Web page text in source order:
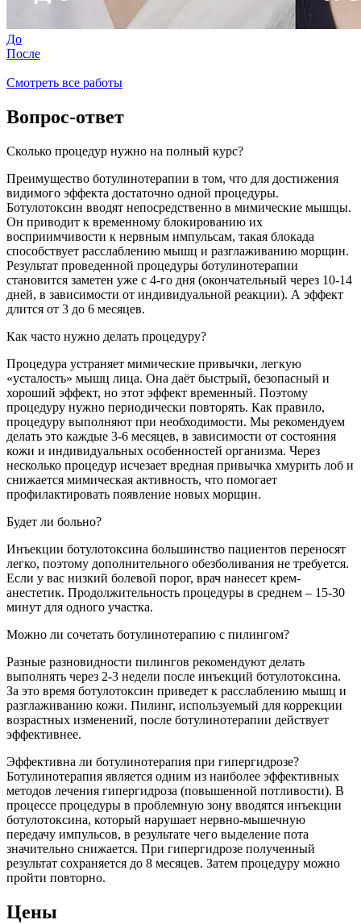
До
После
Смотреть все работы
Вопрос-ответ
Сколько процедур нужно на полный курс?
Преимущество ботулинотерапии в том, что для достижения
видимого эффекта достаточно одной процедуры.
Ботулотоксин вводят непосредственно в мимические мышцы.
Он приводит к временному блокированию их
восприимчивости к нервным импульсам, такая блокада
способствует расслаблению мышц и разглаживанию морщин.
Результат проведенной процедуры ботулинотерапии
становится заметен уже с 4-го дня (окончательный через 10-14
дней, в зависимости от индивидуальной реакции). А эффект
длится от 3 до 6 месяцев.
Как часто нужно делать процедуру?
Процедура устраняет мимические привычки, легкую
«усталость» мышц лица. Она даёт быстрый, безопасный и
хороший эффект, но этот эффект временный. Поэтому
процедуру нужно периодически повторять. Как правило,
процедуру выполняют при необходимости. Мы рекомендуем
делать это каждые 3-6 месяцев, в зависимости от состояния
кожи и индивидуальных особенностей организма. Через
несколько процедур исчезает вредная привычка хмурить лоб и
снижается мимическая активность, что помогает
профилактировать появление новых морщин.
Будет ли больно?
Инъекции ботулотоксина большинство пациентов переносят
легко, поэтому дополнительного обезболивания не требуется.
Если у вас низкий болевой порог, врач нанесет крем-
анестетик. Продолжительность процедуры в среднем – 15-30
минут для одного участка.
Можно ли сочетать ботулинотерапию с пилингом?
Разные разновидности пилингов рекомендуют делать
выполнять через 2-3 недели после инъекций ботулотоксина.
За это время ботулотоксин приведет к расслаблению мышц и
разглаживанию кожи. Пилинг, используемый для коррекции
возрастных изменений, после ботулинотерапии действует
эффективнее.
Эффективна ли ботулинотерапия при гипергидрозе?
Ботулинотерапия является одним из наиболее эффективных
методов лечения гипергидроза (повышенной потливости). В
процессе процедуры в проблемную зону вводятся инъекции
ботулотоксина, который нарушает нервно-мышечную
передачу импульсов, в результате чего выделение пота
значительно снижается. При гипергидрозе полученный
результат сохраняется до 8 месяцев. Затем процедуру можно
пройти повторно.
Цены